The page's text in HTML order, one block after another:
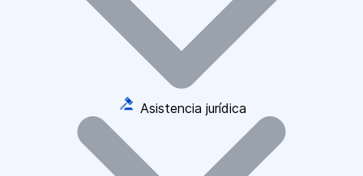
Asistencia jurídica